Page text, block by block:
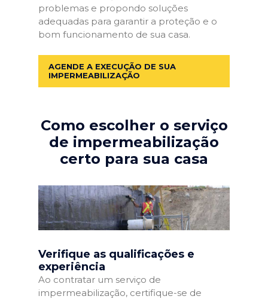
problemas e propondo soluções
adequadas para garantir a proteção e o
bom funcionamento de sua casa.
AGENDE A EXECUÇÃO DE SUA
IMPERMEABILIZAÇÃO
Como escolher o serviço
de impermeabilização
certo para sua casa
Verifique as qualificações e
experiência
Ao contratar um serviço de
impermeabilização, certifique-se de